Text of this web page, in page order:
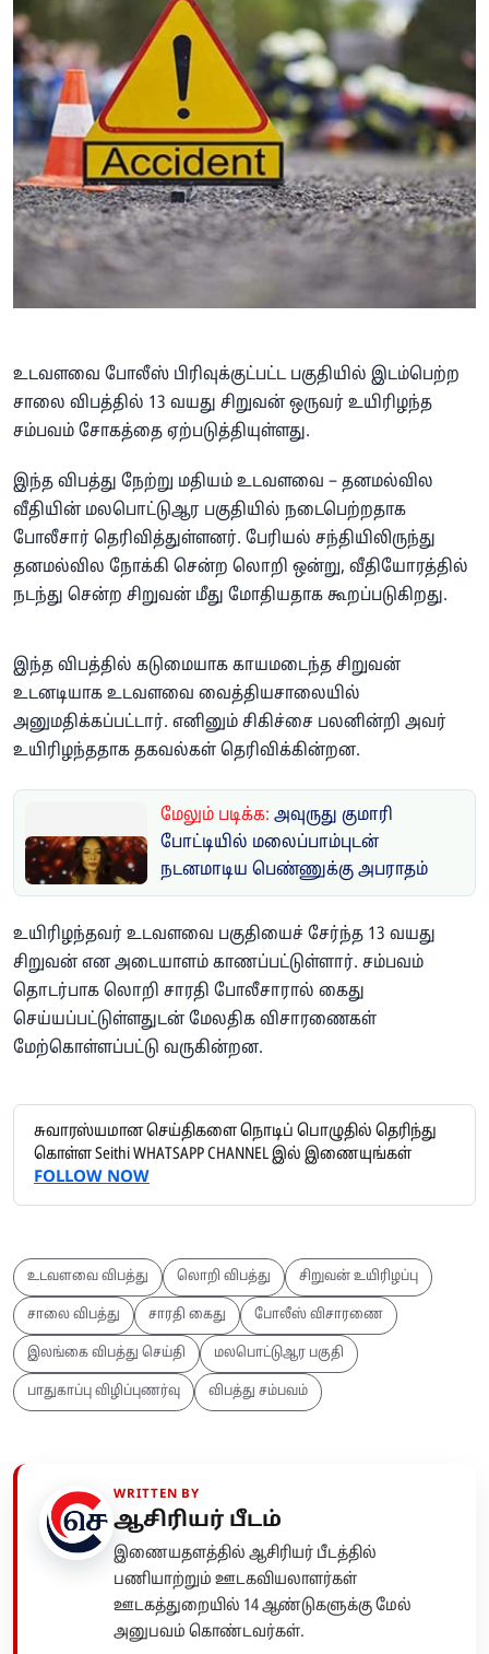
உடவளவை போலீஸ் பிரிவுக்குட்பட்ட பகுதியில் இடம்பெற்ற
சாலை விபத்தில் 13 வயது சிறுவன் ஒருவர் உயிரிழந்த
சம்பவம் சோகத்தை ஏற்படுத்தியுள்ளது.
இந்த விபத்து நேற்று மதியம் உடவளவை – தனமல்வில
வீதியின் மலபொட்டுஆர பகுதியில் நடைபெற்றதாக
போலீசார் தெரிவித்துள்ளனர். பேரியல் சந்தியிலிருந்து
தனமல்வில நோக்கி சென்ற லொறி ஒன்று, வீதியோரத்தில்
நடந்து சென்ற சிறுவன் மீது மோதியதாக கூறப்படுகிறது.
இந்த விபத்தில் கடுமையாக காயமடைந்த சிறுவன்
உடனடியாக உடவளவை வைத்தியசாலையில்
அனுமதிக்கப்பட்டார். எனினும் சிகிச்சை பலனின்றி அவர்
உயிரிழந்ததாக தகவல்கள் தெரிவிக்கின்றன.
மேலும் படிக்க: அவுருது குமாரி
போட்டியில் மலைப்பாம்புடன்
நடனமாடிய பெண்ணுக்கு அபராதம்
உயிரிழந்தவர் உடவளவை பகுதியைச் சேர்ந்த 13 வயது
சிறுவன் என அடையாளம் காணப்பட்டுள்ளார். சம்பவம்
தொடர்பாக லொறி சாரதி போலீசாரால் கைது
செய்யப்பட்டுள்ளதுடன் மேலதிக விசாரணைகள்
மேற்கொள்ளப்பட்டு வருகின்றன.
சுவாரஸ்யமான செய்திகளை நொடிப் பொழுதில் தெரிந்து
கொள்ள Seithi WHATSAPP CHANNEL இல் இணையுங்கள்
FOLLOW NOW
உடவளவை விபத்து லொறி விபத்து சிறுவன் உயிரிழப்பு
சாலை விபத்து சாரதி கைது போலீஸ் விசாரணை
இலங்கை விபத்து செய்தி மலபொட்டுஆர பகுதி
பாதுகாப்பு விழிப்புணர்வு விபத்து சம்பவம்
WRITTEN BY
ஆசிரியர் பீடம்
இணையதளத்தில் ஆசிரியர் பீடத்தில்
பணியாற்றும் ஊடகவியலாளர்கள்
ஊடகத்துறையில் 14 ஆண்டுகளுக்கு மேல்
அனுபவம் கொண்டவர்கள்.